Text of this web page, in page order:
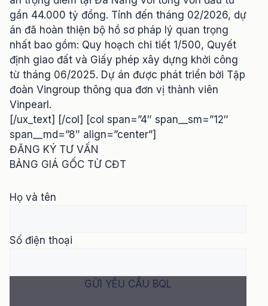
gần 44.000 tỷ đồng. Tính đến tháng 02/2026, dự
án đã hoàn thiện bộ hồ sơ pháp lý quan trọng
nhất bao gồm: Quy hoạch chi tiết 1/500, Quyết
định giao đất và Giấy phép xây dựng khởi công
từ tháng 06/2025. Dự án được phát triển bởi Tập
đoàn Vingroup thông qua đơn vị thành viên
Vinpearl.
[/ux_text] [/col] [col span=”4″ span__sm=”12″
span__md=”8″ align=”center”]
ĐĂNG KÝ TƯ VẤN
BẢNG GIÁ GỐC TỪ CĐT
Họ và tên
Số điện thoại
GỬI YÊU CẦU BQL